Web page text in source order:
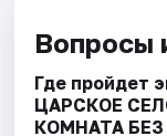
Вопросы
Где пройдет
ЦАРСКОЕ
КОМНАТА